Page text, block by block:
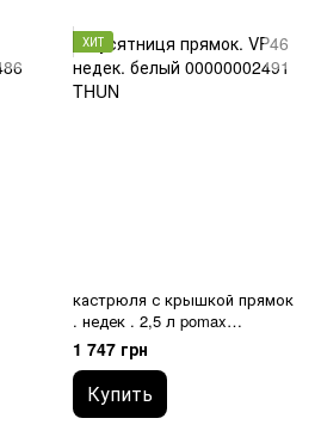
ХИТ
кастрюля с крышкой прямок
. недек . 2,5 л pomax
00000002491 THUN
1 747 грн
Купить